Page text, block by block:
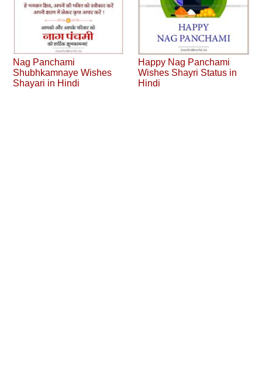
Nag Panchami
Shubhkamnaye Wishes
Shayari in Hindi
Happy Nag Panchami
Wishes Shayri Status in
Hindi